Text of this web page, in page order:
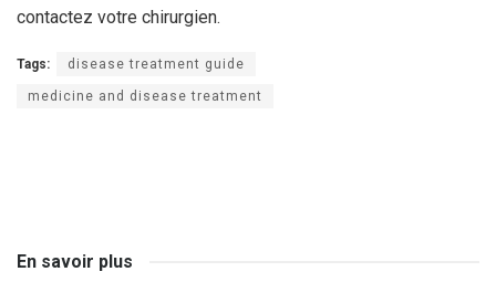
contactez votre chirurgien.
Tags: disease treatment guide
medicine and disease treatment
En savoir plus